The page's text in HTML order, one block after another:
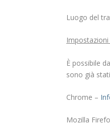
Luogo del
È possibile
sono già
Chrome –
Mozilla